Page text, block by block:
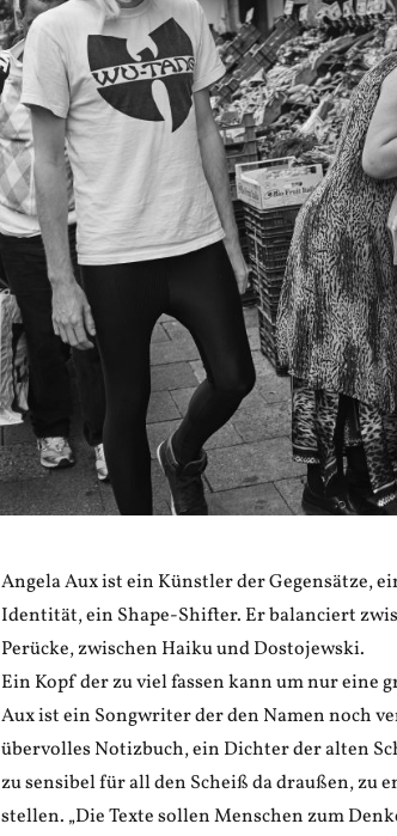
Angela Aux ist ein Künstler der Gegensätze,
Identität, ein Shape-Shifter. Er balanciert
Perücke, zwischen Haiku und Dostojewski.
Ein Kopf der zu viel fassen kann um nur eine
Aux ist ein Songwriter der den Namen noch
übervolles Notizbuch, ein Dichter der alten
zu sensibel für all den Scheiß da draußen, zu
stellen. „Die Texte sollen Menschen zum